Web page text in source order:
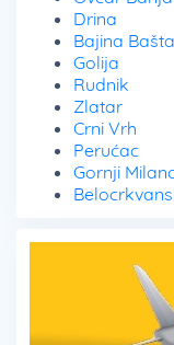
Drina
Bajina Bašta
Golija
Rudnik
Zlatar
Crni Vrh
Perućac
Gornji